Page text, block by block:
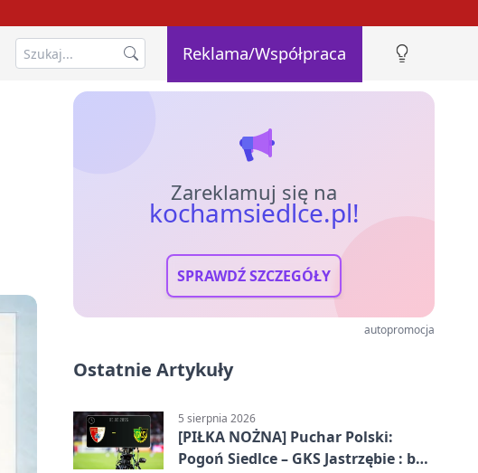
Reklama/Współpraca
Zareklamuj się na
kochamsiedlce.pl!
SPRAWDŹ SZCZEGÓŁY
autopromocja
Ostatnie Artykuły
5 sierpnia 2026
[PIŁKA NOŻNA] Puchar Polski:
Pogoń Siedlce – GKS Jastrzębie : bez